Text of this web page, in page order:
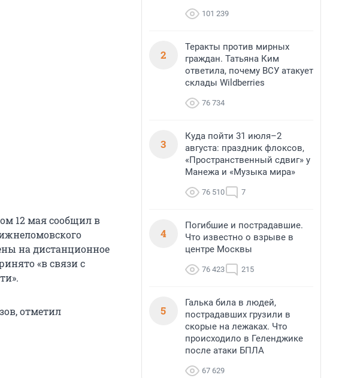
12 мая сообщил в
на дистанционное
«в связи с
отметил
101 239
2
Теракты против мирных
граждан. Татьяна Ким
ответила, почему ВСУ атакует
склады Wildberries
76 734
3
Куда пойти 31 июля–2
августа: праздник флоксов,
«Пространственный сдвиг» у
Манежа и «Музыка мира»
76 510 7
4
Погибшие и пострадавшие.
Что известно о взрыве в
центре Москвы
76 423 215
5
Галька била в людей,
пострадавших грузили в
скорые на лежаках. Что
происходило в Геленджике
после атаки БПЛА
67 629